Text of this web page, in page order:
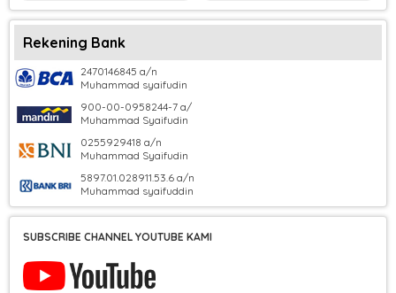
Rekening Bank
2470146845 a/n
Muhammad syaifudin
900-00-0958244-7 a/
Muhammad Syaifudin
0255929418 a/n
Muhammad Syaifudin
5897.01.028911.53.6 a/n
Muhammad syaifuddin
SUBSCRIBE CHANNEL YOUTUBE KAMI